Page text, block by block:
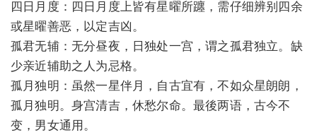
四日月度：四日月度上皆有星曜所躔，需仔细辨别四余
或星曜善恶，以定吉凶。
孤君无辅：无分昼夜，日独处一宫，谓之孤君独立。缺
少亲近辅助之人为忌格。
孤月独明：虽然一星伴月，自古宜有，不如众星朗朗，
孤月独明。身宫清吉，休愁尔命。最後两语，古今不
变，男女通用。